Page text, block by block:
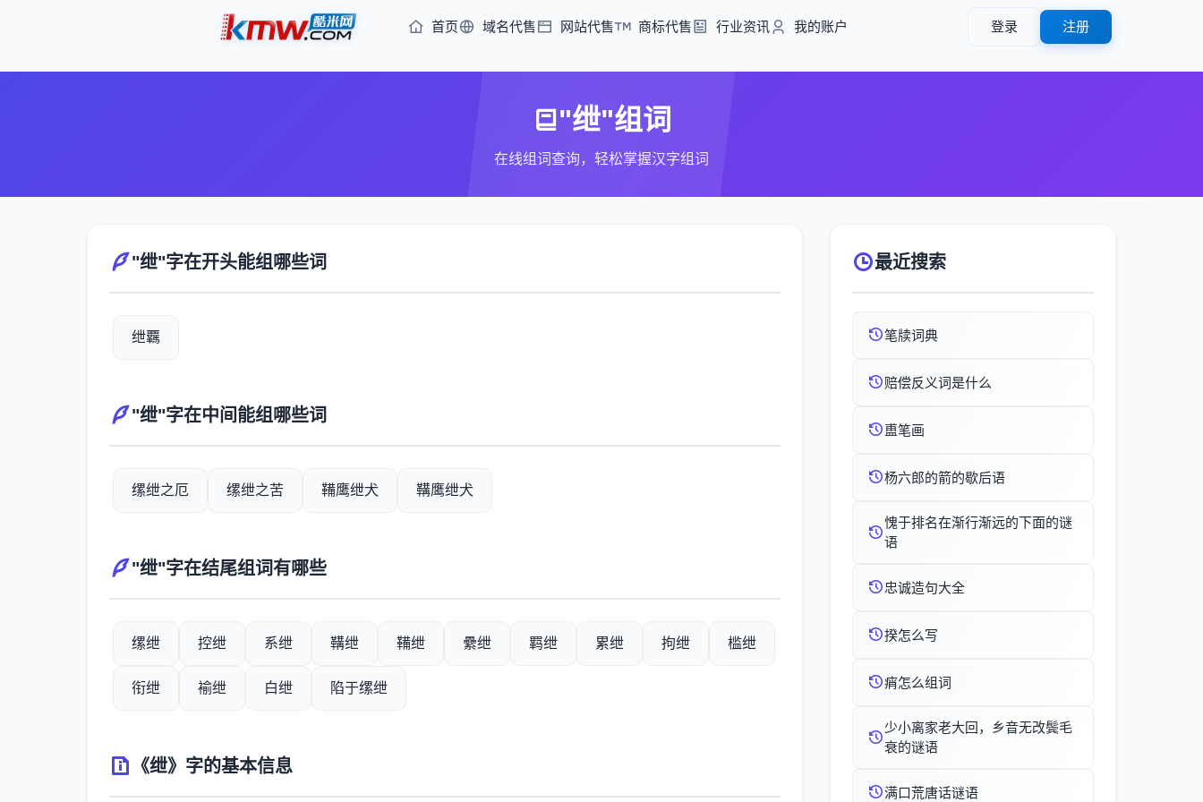
首页 域名代售 网站代售 商标代售 行业资讯 我的账户 登录 注册
"绁"组词
在线组词查询，轻松掌握汉字组词
"绁"字在开头能组哪些词
绁覊
"绁"字在中间能组哪些词
缧绁之厄 缧绁之苦 鞴鹰绁犬 鞲鹰绁犬
"绁"字在结尾组词有哪些
缧绁 控绁 系绁 鞲绁 鞴绁 纍绁 羁绁 累绁 拘绁 槛绁
衔绁 褕绁 白绁 陷于缧绁
《绁》字的基本信息
最近搜索
笔牍词典
赔偿反义词是什么
盙笔画
杨六郎的箭的歇后语
愧于排名在渐行渐远的下面的谜
语
忠诚造句大全
揆怎么写
痟怎么组词
少小离家老大回，乡音无改鬓毛
衰的谜语
满口荒唐话谜语